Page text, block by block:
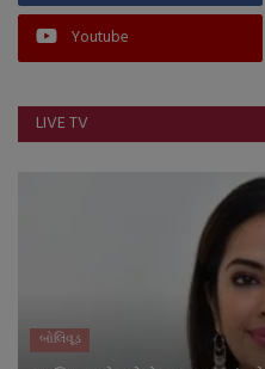
નાણાંકીય સમાચાર
સ્થાનિક સમાચાર
બોલિવૂડ
Youtube
LIVE TV
બોલિવૂડ